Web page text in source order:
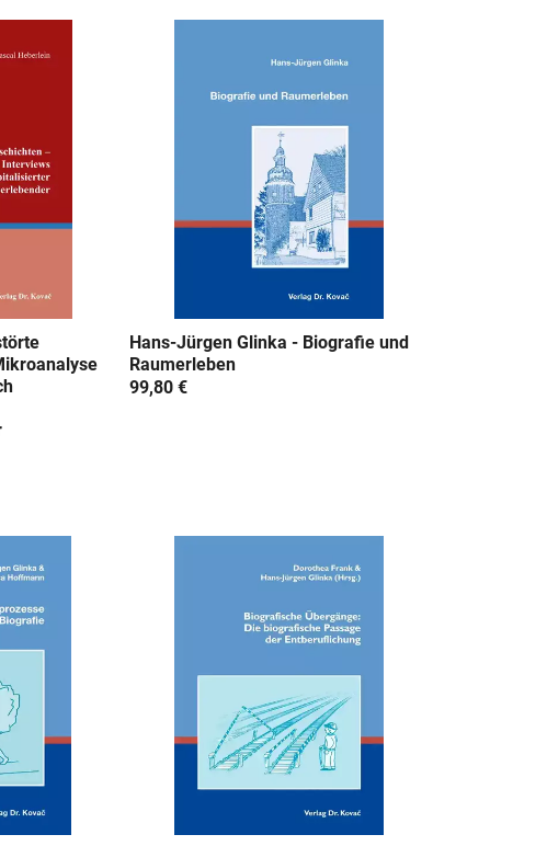
Hans-Jürgen Glinka - Biografie und
Raumerleben
99,80 €